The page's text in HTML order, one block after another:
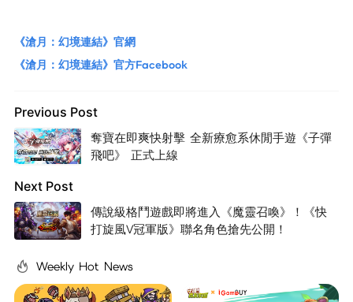
《滄月：幻境連結》官網
《滄月：幻境連結》官方Facebook
Previous Post
奪寶在即爽快射擊 全新療愈系休閒手遊《子彈
飛吧》 正式上線
Next Post
傳說級格鬥遊戲即將進入《魔靈召喚》！《快
打旋風V冠軍版》聯名角色搶先公開！
Weekly Hot News